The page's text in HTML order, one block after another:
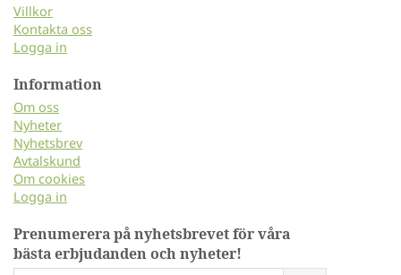
Villkor
Kontakta oss
Logga in
Information
Om oss
Nyheter
Nyhetsbrev
Avtalskund
Om cookies
Logga in
Prenumerera på nyhetsbrevet för våra
bästa erbjudanden och nyheter!